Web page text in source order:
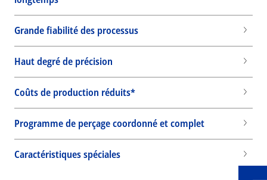
Grande fiabilité des processus
Haut degré de précision
Coûts de production réduits*
Programme de perçage coordonné et complet
Caractéristiques spéciales